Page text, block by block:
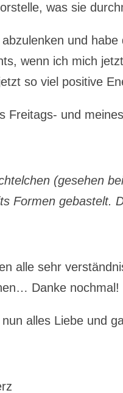
was sie
und
wenn ich mich
so viel positive
Freitags- und
(gesehen
Formen gebastelt.
alle sehr
Danke nochmal!
alles Liebe und